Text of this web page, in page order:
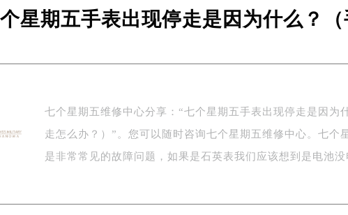
东路299号宏伊国际广场写字楼8层806室（需提前预约）
大道5号盐城金融城写字楼1号楼16层1604室（需提前预约）
路399号置地商务中心东塔写字楼（华润万象城）17层1706室（需
南路500号来福士广场办公楼20层2009室（需提前预约）
星期五手表出现停走是因为什么？（
七个星期五维修中心分享：“七个星期五手表出现停走是因为
走怎么办？）”。您可以随时咨询七个星期五维修中心。七个
是非常常见的故障问题，如果是石英表我们应该想到是电池